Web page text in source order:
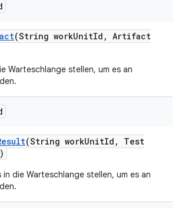
(String workUnitId , Artifact
Warteschlange stellen, um es an
(String workUnitId ,
Test
in die Warteschlange stellen, um es an